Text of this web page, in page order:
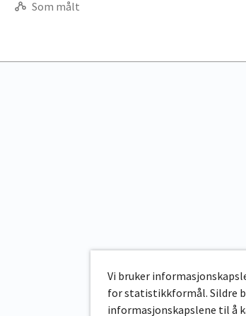
Som målt
Vi bruker
for statistikkformål. Sildre
informasjonskapslene til å